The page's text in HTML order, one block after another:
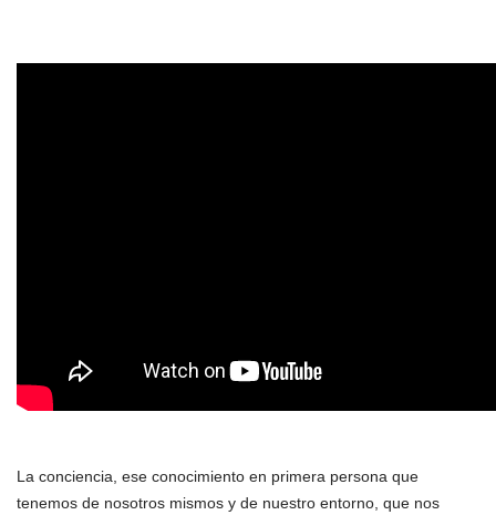
La conciencia, ese conocimiento en primera persona que
tenemos de nosotros mismos y de nuestro entorno, que nos